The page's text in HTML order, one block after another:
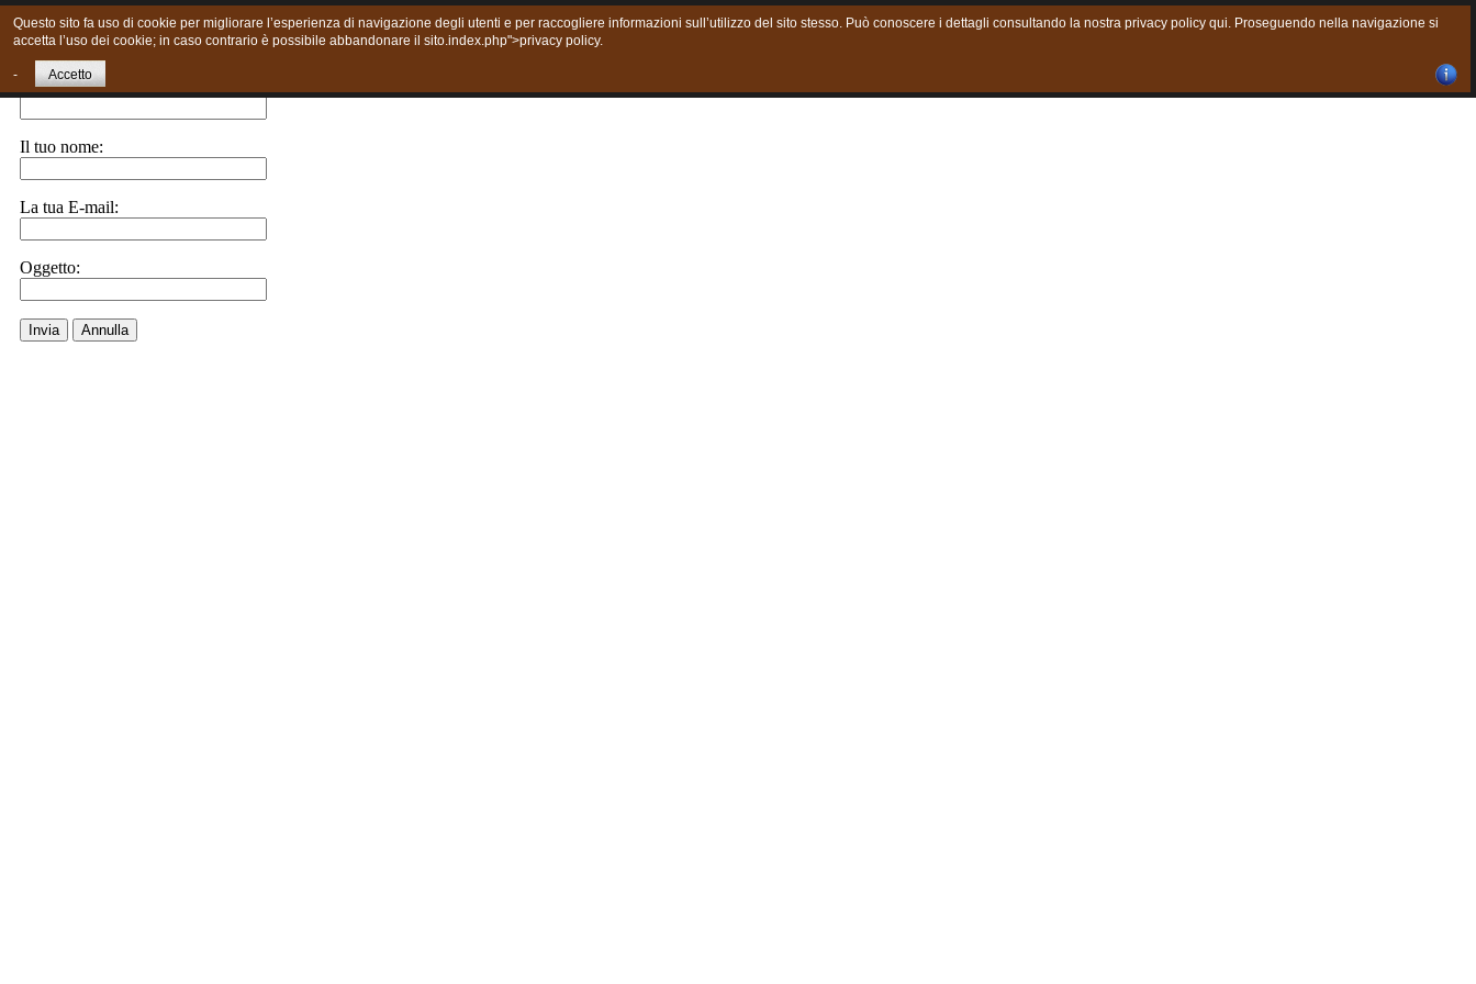
Chiudi finestra
Invia ad un amico.
E-Mail a:
Il tuo nome:
La tua E-mail:
Oggetto:
Invia Annulla
Questo sito fa uso di cookie per migliorare l’esperienza di navigazione degli utenti e per raccogliere informazioni sull’utilizzo del sito stesso. Può conoscere i dettagli consultando la nostra privacy policy qui. Proseguendo nella navigazione si
accetta l’uso dei cookie; in caso contrario è possibile abbandonare il sito.index.php">privacy policy.
- Accetto